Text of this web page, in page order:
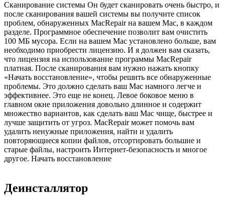
Сканирование системы Он будет сканировать очень быстро, и
после сканирования вашей системы вы получите список
проблем, обнаруженных MacRepair на вашем Mac, в каждом
разделе. Программное обеспечение позволит вам очистить
100 МБ мусора. Если на вашем Mac установлено больше, вам
необходимо приобрести лицензию. И я должен вам сказать,
что лицензия на использование программы MacRepair
платная. После сканирования вам нужно нажать кнопку
«Начать восстановление», чтобы решить все обнаруженные
проблемы. Это должно сделать ваш Mac намного легче и
эффективнее. Это еще не конец. Левое боковое меню в
главном окне приложения довольно длинное и содержит
множество вариантов, как сделать ваш Mac чище, быстрее и
лучше защитить от угроз. MacRepair может помочь вам
удалить ненужные приложения, найти и удалить
повторяющиеся копии файлов, отсортировать большие и
старые файлы, настроить Интернет-безопасность и многое
другое. Начать восстановление
Деинсталлятор